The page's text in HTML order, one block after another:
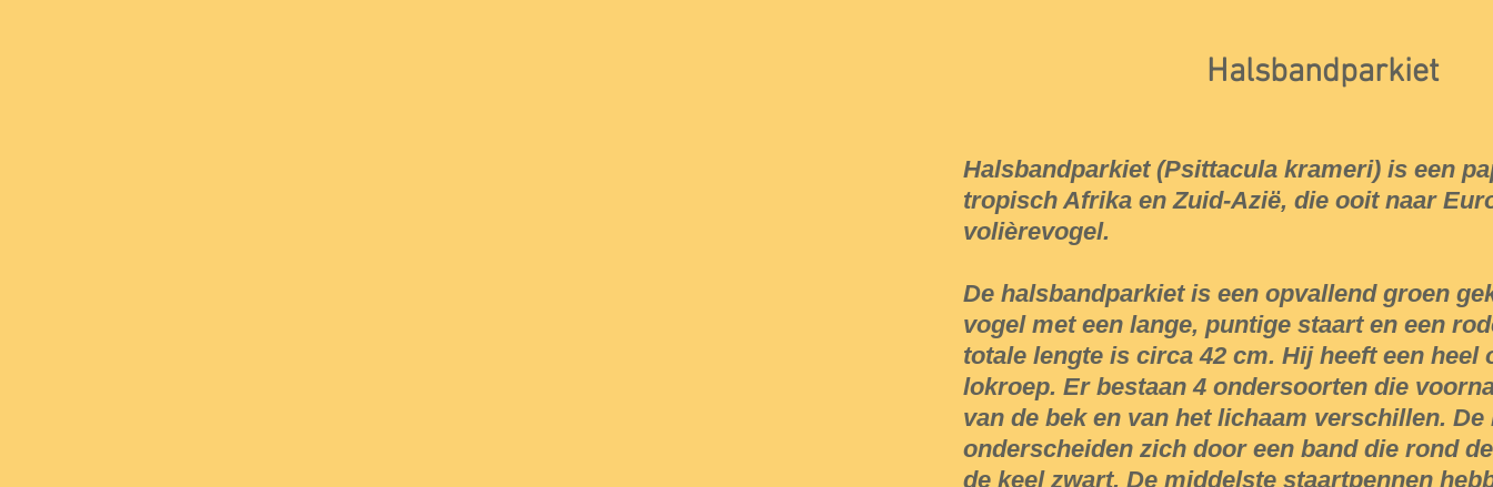
Halsbandparkiet
Halsbandparkiet (Psittacula krameri) is een
tropisch Afrika en Zuid-Azië, die ooit naar
volièrevogel.
De halsbandparkiet is een opvallend groen
vogel met een lange, puntige staart en een
totale lengte is circa 42 cm. Hij heeft een heel
lokroep. Er bestaan 4 ondersoorten die
van de bek en van het lichaam verschillen. De
onderscheiden zich door een band die rond
de keel zwart. De middelste staartpennen